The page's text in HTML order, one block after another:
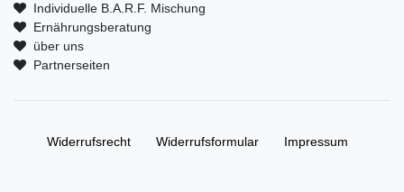
Individuelle B.A.R.F. Mischung
Ernährungsberatung
über uns
Partnerseiten
Widerrufs­recht Widerrufs­formular Impressum